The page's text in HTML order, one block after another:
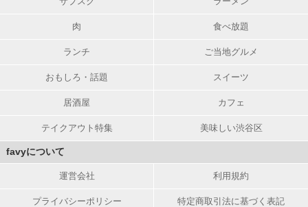
肉 食べ放題
ランチ ご当地グルメ
おもしろ・話題 スイーツ
居酒屋 カフェ
テイクアウト特集 美味しい渋谷区
favyについて
運営会社 利用規約
プライバシーポリシー 特定商取引法に基づく表記